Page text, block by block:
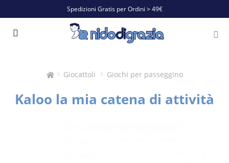
Spedizioni Gratis per Ordini > 49€
Giocattoli Giochi per passeggino
Kaloo la mia catena di attività